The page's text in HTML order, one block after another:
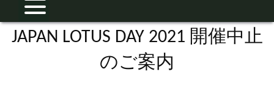
JAPAN LOTUS DAY 2021 開催中止
のご案内